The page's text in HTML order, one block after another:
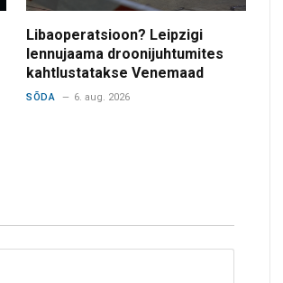
Libaoperatsioon? Leipzigi
lennujaama droonijuhtumites
kahtlustatakse Venemaad
SÕDA 6. aug. 2026